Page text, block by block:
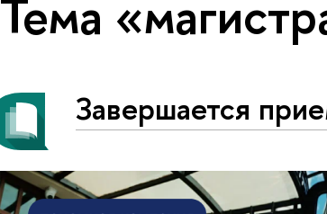
Тема
Завершается